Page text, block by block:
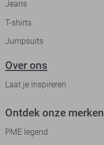
Jeans
T-shirts
Jumpsuits
Over ons
Laat je inspireren
Ontdek onze merken
PME legend